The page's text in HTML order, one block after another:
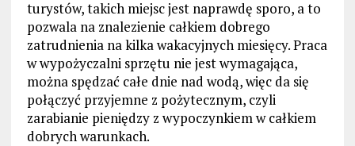
turystów, takich miejsc jest naprawdę sporo, a to
pozwala na znalezienie całkiem dobrego
zatrudnienia na kilka wakacyjnych miesięcy. Praca
w wypożyczalni sprzętu nie jest wymagająca,
można spędzać całe dnie nad wodą, więc da się
połączyć przyjemne z pożytecznym, czyli
zarabianie pieniędzy z wypoczynkiem w całkiem
dobrych warunkach.